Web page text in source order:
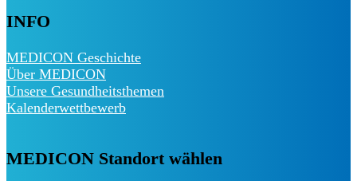
INFO
MEDICON Geschichte
Über MEDICON
Unsere Gesundheitsthemen
Kalenderwettbewerb
MEDICON Standort wählen